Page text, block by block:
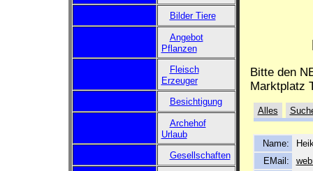
Bilder Tiere
Angebot
Pflanzen
Fleisch
Erzeuger
Besichtigung
Archehof
Urlaub
Gesellschaften
Bitte den
Marktplatz
Alles
Name:
EMail: